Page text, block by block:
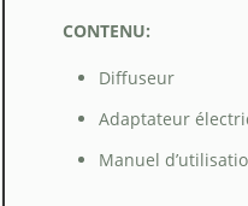
CONTENU:
Diffuseur
Adaptateur
Manuel